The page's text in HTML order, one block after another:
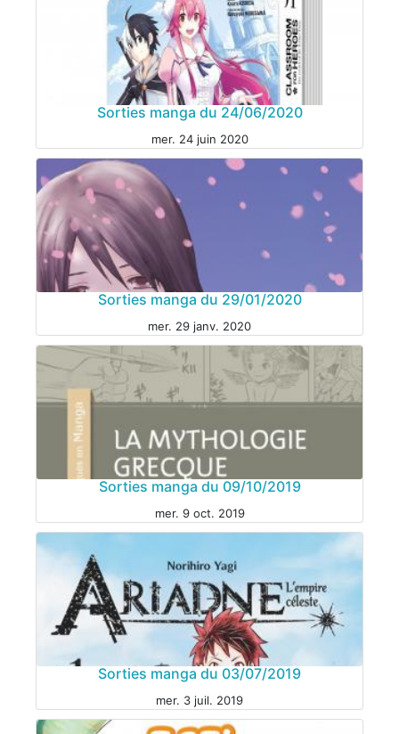
Sorties manga du 24/06/2020
mer. 24 juin 2020
MANGA
Sorties manga du 29/01/2020
mer. 29 janv. 2020
Sorties manga du 09/10/2019
mer. 9 oct. 2019
Sorties manga du 03/07/2019
mer. 3 juil. 2019